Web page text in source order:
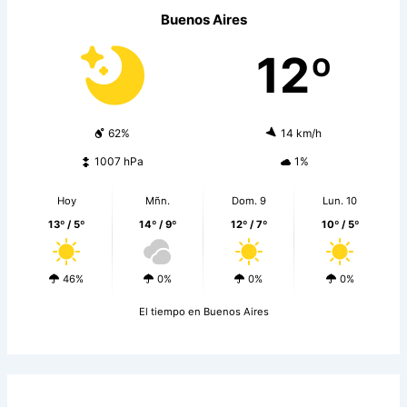
Buenos Aires
12º
62% 14 km/h
1007 hPa 1%
Hoy
13º / 5º
46%
Mñn.
14º / 9º
0%
Dom. 9
12º / 7º
0%
Lun. 10
10º / 5º
0%
El tiempo en Buenos Aires